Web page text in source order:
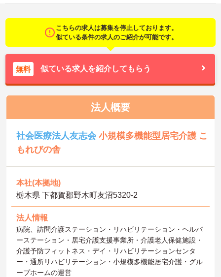
こちらの求人は募集を停止しております。
似ている条件の求人のご紹介が可能です。
無料 似ている求人を紹介してもらう
法人概要
社会医療法人友志会小規模多機能型居宅介護 こ
もれびの舎
本社(本拠地)
栃木県 下都賀郡野木町友沼5320-2
法人情報
病院、訪問介護ステーション・リハビリテーション・ヘルパ
ーステーション・居宅介護支援事業所・介護老人保健施設・
介護予防フィットネス・デイ・リハビリテーションセンタ
ー・通所リハビリテーション・小規模多機能居宅介護・グル
ープホームの運営